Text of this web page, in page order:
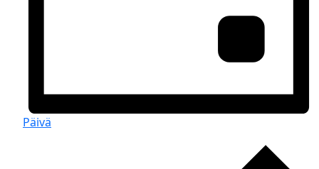
Päivä